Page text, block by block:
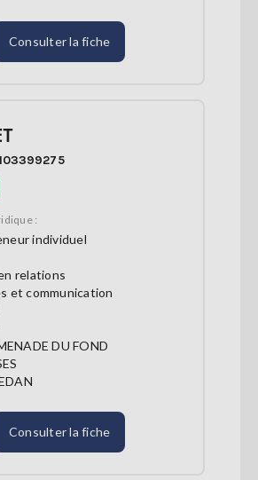
Consulter la fiche
:
individuel
relations
et communication
DU FOND
Consulter la fiche